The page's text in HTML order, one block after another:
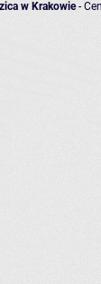
w Krakowie-